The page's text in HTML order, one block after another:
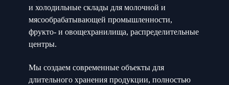
и холодильные склады для молочной и
мясообрабатывающей промышленности,
фрукто- и овощехранилища, распределительные
центры.
Мы создаем современные объекты для
длительного хранения продукции, полностью